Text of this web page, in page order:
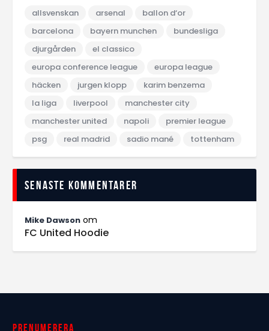
allsvenskan arsenal
ballon d‘or
barcelona
bayern munchen
bundesliga
djurgården
el classico
europa conference league
europa league
häcken
jurgen klopp
karim benzema
la liga
liverpool
manchester city
manchester united
napoli
premier league
psg
real madrid sadio mané tottenham
Senaste kommentarer
Mike Dawson om
FC United Hoodie
Prenumerera